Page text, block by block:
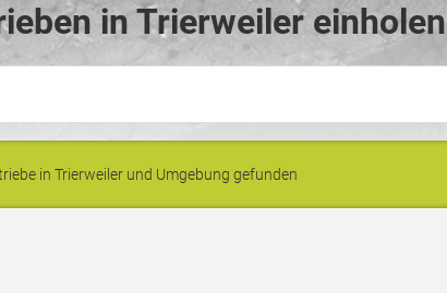
in Trierweiler einholen
in Trierweiler und Umgebung gefunden